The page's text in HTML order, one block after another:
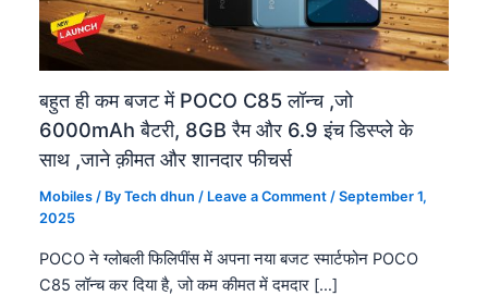
बहुत ही कम बजट में POCO C85 लॉन्च ,जो
6000mAh बैटरी, 8GB रैम और 6.9 इंच डिस्प्ले के
साथ ,जाने क़ीमत और शानदार फीचर्स
Mobiles / ByTech dhun/ Leave a Comment /September 1,
2025
POCO ने ग्लोबली फिलिपींस में अपना नया बजट स्मार्टफोन POCO
C85 लॉन्च कर दिया है, जो कम कीमत में दमदार […]